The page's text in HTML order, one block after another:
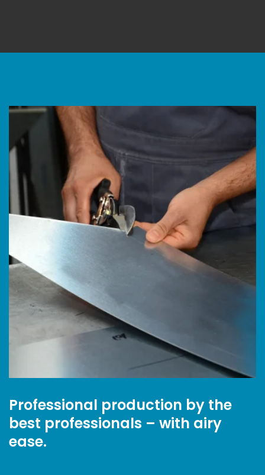
Professional production by the
best professionals – with airy
ease.